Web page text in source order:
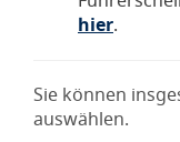
hier.
Sie können
auswählen.